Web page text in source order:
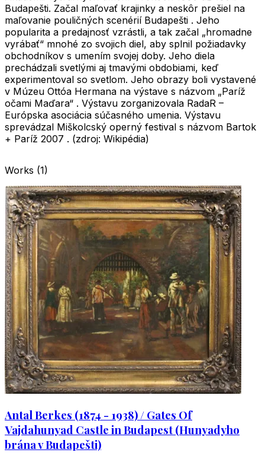
Budapešti. Začal maľovať krajinky a neskôr prešiel na
maľovanie pouličných scenérií Budapešti . Jeho
popularita a predajnosť vzrástli, a tak začal „hromadne
vyrábať“ mnohé zo svojich diel, aby splnil požiadavky
obchodníkov s umením svojej doby. Jeho diela
prechádzali svetlými aj tmavými obdobiami, keď
experimentoval so svetlom. Jeho obrazy boli vystavené
v Múzeu Ottóa Hermana na výstave s názvom „Paríž
očami Maďara“ . Výstavu zorganizovala RadaR –
Európska asociácia súčasného umenia. Výstavu
sprevádzal Miškolcský operný festival s názvom Bartok
+ Paríž 2007 . (zdroj: Wikipédia)
Works (1)
Antal Berkes (1874 - 1938) / Gates Of
Vajdahunyad Castle in Budapest (Hunyadyho
brána v Budapešti)